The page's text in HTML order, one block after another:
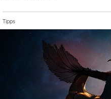
Tipps